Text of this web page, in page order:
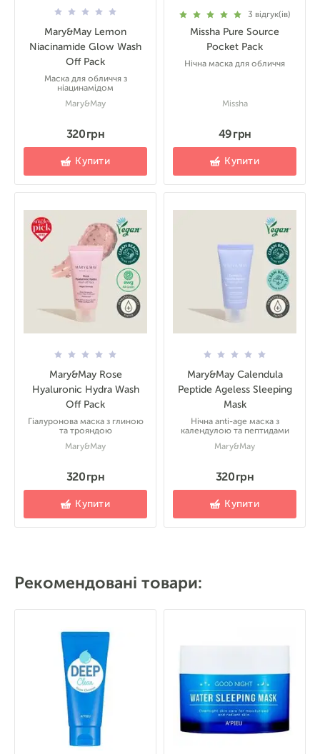
Mary&May Lemon
Niacinamide Glow Wash
Off Pack
Маска для обличчя з
ніацинамідом
Mary&May
320 грн
Купити
3 відгук(ів)
Missha Pure Source
Pocket Pack
Нічна маска для обличчя
Missha
49 грн
Купити
Mary&May Rose
Hyaluronic Hydra Wash
Off Pack
Гіалуронова маска з глиною
та трояндою
Mary&May
320 грн
Купити
Mary&May Calendula
Peptide Ageless Sleeping
Mask
Нічна anti-age маска з
календулою та пептидами
Mary&May
320 грн
Купити
Рекомендовані товари: